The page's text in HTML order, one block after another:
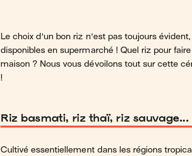
Le choix d'un bon riz n'est pas toujours
disponibles en supermarché ! Quel riz pour
maison ? Nous vous dévoilons tout sur cette
!
Riz basmati, riz thaï, riz sauvage...
Cultivé essentiellement dans les régions